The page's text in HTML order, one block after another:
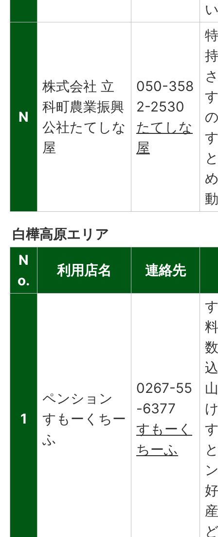
N
株式会社 立
科町農業振興
公社たてしな
屋
050-358
2-2530
たてしな
屋
白樺高原エリア
N
o.
利用店名 連絡先
1
ペンション
すもーくちー
ふ
0267-55
-6377
すもーく
ちーふ